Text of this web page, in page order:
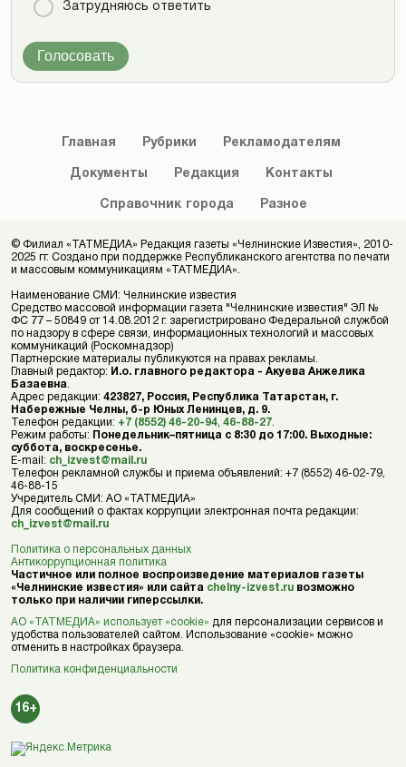
Затрудняюсь ответить
Голосовать
Главная Рубрики Рекламодателям
Документы Редакция Контакты
Справочник города Разное
© Филиал «ТАТМЕДИА» Редакция газеты «Челнинские Известия», 2010-
2025 гг. Создано при поддержке Республиканского агентства по печати
и массовым коммуникациям «ТАТМЕДИА».
Наименование СМИ: Челнинские известия
Средство массовой информации газета "Челнинские известия" ЭЛ №
ФС 77 – 50849 от 14.08.2012 г. зарегистрировано Федеральной службой
по надзору в сфере связи, информационных технологий и массовых
коммуникаций (Роскомнадзор)
Партнерские материалы публикуются на правах рекламы.
Главный редактор: И.о. главного редактора - Акуева Анжелика
Базаевна.
Адрес редакции: 423827, Россия, Республика Татарстан, г.
Набережные Челны, б-р Юных Ленинцев, д. 9.
Телефон редакции: +7 (8552) 46-20-94, 46-88-27.
Режим работы: Понедельник–пятница с 8:30 до 17:00. Выходные:
суббота, воскресенье.
E-mail: ch_izvest@mail.ru
Телефон рекламной службы и приема объявлений: +7 (8552) 46-02-79,
46-88-15
Учредитель СМИ: АО «ТАТМЕДИА»
Для сообщений о фактах коррупции электронная почта редакции:
ch_izvest@mail.ru
Политика о персональных данных
Антикоррупционная политика
Частичное или полное воспроизведение материалов газеты
«Челнинские известия» или сайта chelny-izvest.ru возможно
только при наличии гиперссылки.
АО «ТАТМЕДИА» использует «cookie» для персонализации сервисов и
удобства пользователей сайтом. Использование «cookie» можно
отменить в настройках браузера.
Политика конфиденциальности
16+